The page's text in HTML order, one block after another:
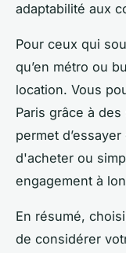
adaptabilité aux
Pour ceux qui
qu’en métro ou
location. Vous
Paris grâce à
permet
d'acheter ou
engagement à
En résumé,
de considérer